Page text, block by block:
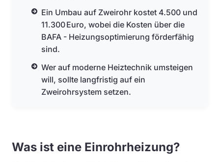
Ein Umbau auf Zweirohr kostet 4.500 und
11.300 Euro, wobei die Kosten über die
BAFA - Heizungsoptimierung förderfähig
sind.
Wer auf moderne Heiztechnik umsteigen
will, sollte langfristig auf ein
Zweirohrsystem setzen.
Was ist eine Einrohrheizung?